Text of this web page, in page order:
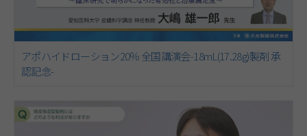
アポハイドローション20％ 全国講演会-18mL(17.28g)製剤 承
認記念-